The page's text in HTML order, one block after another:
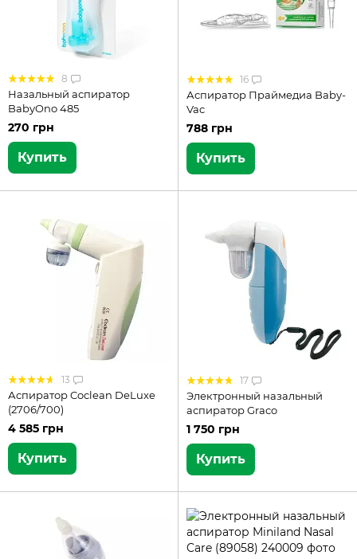
8
Назальный аспиратор
BabyOno 485
270 грн
Купить
16
Аспиратор Праймедиа Baby-
Vac
788 грн
Купить
13
Аспиратор Coclean DeLuxe
(2706/700)
4 585 грн
Купить
17
Электронный назальный
аспиратор Graco
1 750 грн
Купить